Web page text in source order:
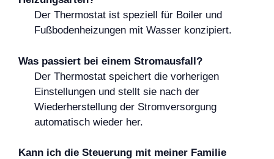
Der Thermostat ist speziell für Boiler und
Fußbodenheizungen mit Wasser konzipiert.
Was passiert bei einem Stromausfall?
Der Thermostat speichert die vorherigen
Einstellungen und stellt sie nach der
Wiederherstellung der Stromversorgung
automatisch wieder her.
Kann ich die Steuerung mit meiner Familie